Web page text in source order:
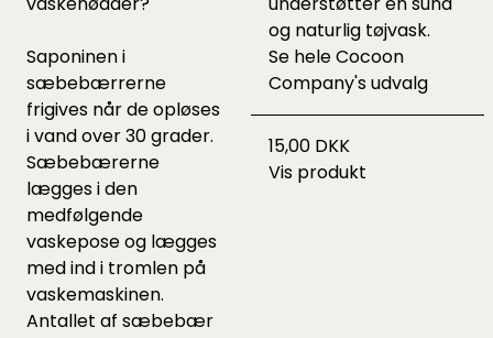
Saponinen i
sæbebærrerne
frigives når de opløses
i vand over 30 grader.
Sæbebærerne
lægges i den
medfølgende
vaskepose og lægges
med ind i tromlen på
vaskemaskinen.
Antallet af sæbebær
og naturlig tøjvask.
Se heleCocoon
Company's udvalg
15,00 DKK
Vis produkt